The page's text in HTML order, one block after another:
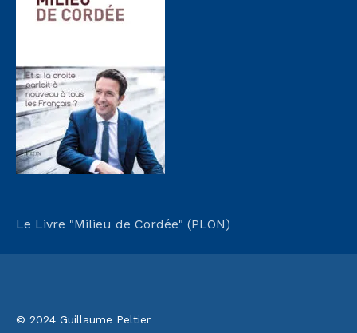
Le Livre "Milieu de Cordée" (PLON)
© 2024 Guillaume Peltier